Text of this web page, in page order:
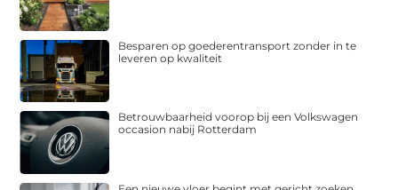
Besparen op goederentransport zonder in te
leveren op kwaliteit
Betrouwbaarheid voorop bij een Volkswagen
occasion nabij Rotterdam